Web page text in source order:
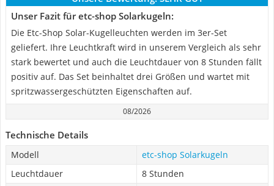
Unser Fazit für etc-shop Solarkugeln:
Die Etc-Shop Solar-Kugelleuchten werden im 3er-Set
geliefert. Ihre Leuchtkraft wird in unserem Vergleich als sehr
stark bewertet und auch die Leuchtdauer von 8 Stunden fällt
positiv auf. Das Set beinhaltet drei Größen und wartet mit
spritzwassergeschützten Eigenschaften auf.
08/2026
Technische Details
Modell
etc-shop Solarkugeln
Leuchtdauer
8 Stunden